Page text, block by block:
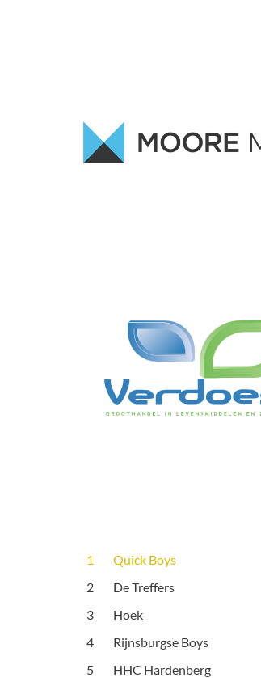
1 Quick Boys
2
De Treffers
3
Hoek
4
Rijnsburgse Boys
5
HHC Hardenberg